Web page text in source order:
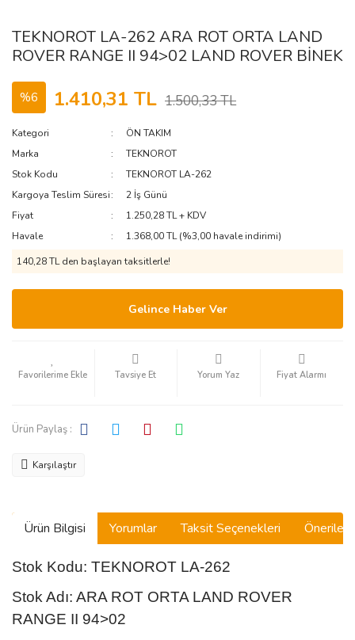
TEKNOROT LA-262 ARA ROT ORTA LAND
ROVER RANGE II 94>02 LAND ROVER BİNEK
%6 1.410,31 TL 1.500,33 TL
Kategori
ÖN TAKIM
Marka
TEKNOROT
Stok Kodu
TEKNOROT LA-262
Kargoya Teslim Süresi
2 İş Günü
Fiyat
1.250,28 TL + KDV
Havale
1.368,00 TL (%3,00 havale indirimi)
140,28 TL den başlayan taksitlerle!
Gelince Haber Ver
Tavsiye Et Yorum Yaz Fiyat Alarmı
Ürün Paylaş :
Karşılaştır
Ürün Bilgisi Yorumlar Taksit Seçenekleri
Stok Kodu: TEKNOROT LA-262
Stok Adı: ARA ROT ORTA LAND ROVER
RANGE II 94>02